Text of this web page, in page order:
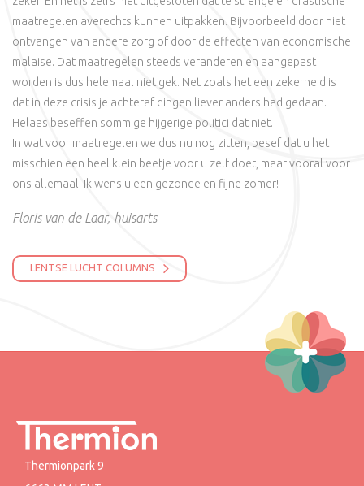
maatregelen averechts kunnen uitpakken. Bijvoorbeeld door niet
ontvangen van andere zorg of door de effecten van economische
malaise. Dat maatregelen steeds veranderen en aangepast
worden is dus helemaal niet gek. Net zoals het een zekerheid is
dat in deze crisis je achteraf dingen liever anders had gedaan.
Helaas beseffen sommige hijgerige politici dat niet.
In wat voor maatregelen we dus nu nog zitten, besef dat u het
misschien een heel klein beetje voor u zelf doet, maar vooral voor
ons allemaal. Ik wens u een gezonde en fijne zomer!
Floris van de Laar, huisarts
LENTSE LUCHT COLUMNS
Thermionpark 9